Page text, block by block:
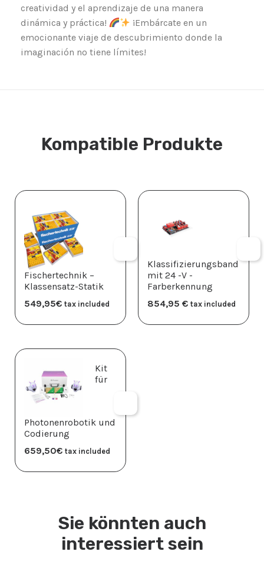
creatividad y el aprendizaje de una manera
dinámica y práctica!
¡Embárcate en un
emocionante viaje de descubrimiento donde la
imaginación no tiene límites!
Kompatible Produkte
Fischertechnik –
Klassensatz-Statik
549,95€ tax included
Klassifizierungsband
mit 24 -V -
Farberkennung
854,95 € tax included
Kit
für
Photonenrobotik und
Codierung
659,50€ tax included
Sie könnten auch
interessiert sein